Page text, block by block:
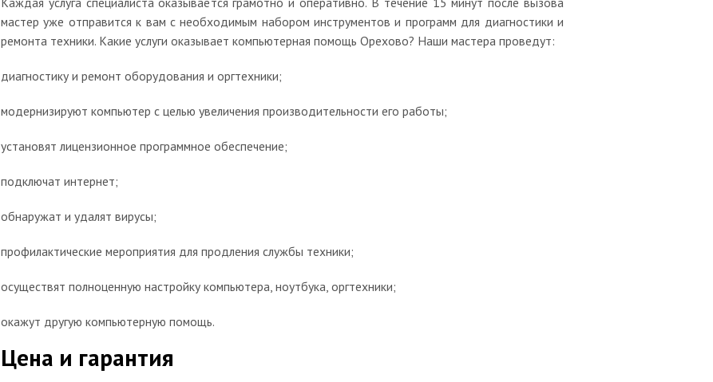
мастер уже отправится к вам с необходимым набором инструментов и программ для диагностики и
ремонта техники. Какие услуги оказывает компьютерная помощь Орехово? Наши мастера проведут:
диагностику и ремонт оборудования и оргтехники;
модернизируют компьютер с целью увеличения производительности его работы;
установят лицензионное программное обеспечение;
подключат интернет;
обнаружат и удалят вирусы;
профилактические мероприятия для продления службы техники;
осуществят полноценную настройку компьютера, ноутбука, оргтехники;
окажут другую компьютерную помощь.
Цена и гарантия